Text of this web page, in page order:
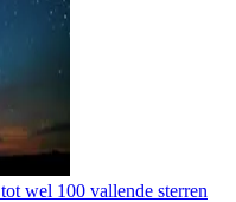
wel 100 vallende sterren